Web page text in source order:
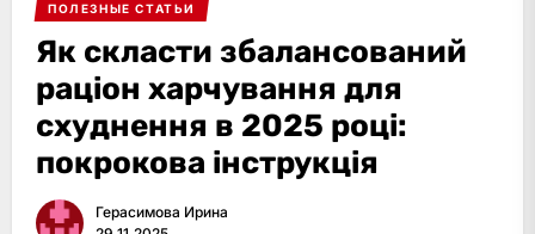
ПОЛЕЗНЫЕ СТАТЬИ
Як скласти збалансований
раціон харчування для
схуднення в 2025 році:
покрокова інструкція
Герасимова Ирина